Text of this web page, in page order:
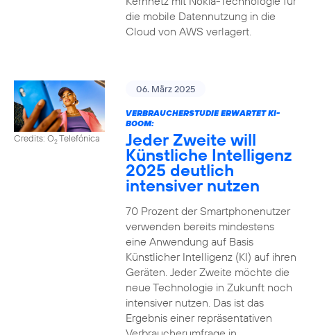
die mobile Datennutzung in die
Cloud von AWS verlagert.
Credits: O2Telefónica
06. März 2025
VERBRAUCHERSTUDIE ERWARTET KI-
BOOM:
Jeder Zweite will
Künstliche Intelligenz
2025 deutlich
intensiver nutzen
70 Prozent der Smartphonenutzer
verwenden bereits mindestens
eine Anwendung auf Basis
Künstlicher Intelligenz (KI) auf ihren
Geräten. Jeder Zweite möchte die
neue Technologie in Zukunft noch
intensiver nutzen. Das ist das
Ergebnis einer repräsentativen